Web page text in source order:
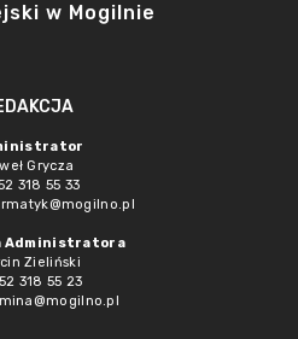
w Mogilnie
Grycza
318 55 33
Administratora
Zieliński
318 55 23